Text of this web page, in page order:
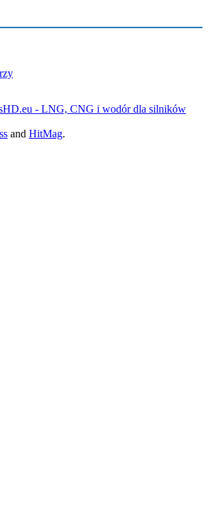
- LNG, CNG i wodór dla silników
and HitMag.